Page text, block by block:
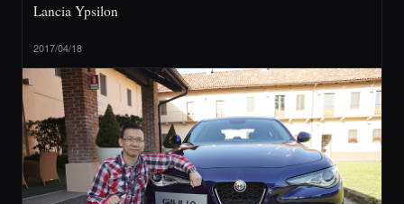
Lancia Ypsilon
2017/04/18